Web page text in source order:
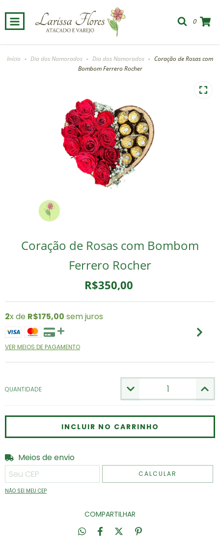
0
Início - Dia dos Namorados - Dia dos Namorados - Coração de Rosas com
Bombom Ferrero Rocher
Coração de Rosas com Bombom
Ferrero Rocher
R$350,00
2x de R$175,00 sem juros
VER MEIOS DE PAGAMENTO
QUANTIDADE
Entregas para o CEP:
Meios de envio
CALCULAR
NÃO SEI MEU CEP
COMPARTILHAR